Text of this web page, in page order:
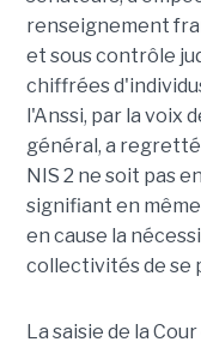
renseignement
et sous contrôle
chiffrées
l'Anssi, par la voix
général, a
NIS 2 ne soit pas
signifiant en
en cause la
collectivités de se
La saisie de la